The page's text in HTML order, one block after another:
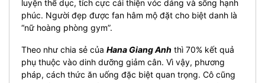
luyện thể dục, tích cực cải thiện vóc dáng và sống hạnh
phúc. Người đẹp được fan hâm mộ đặt cho biệt danh là
“nữ hoàng phòng gym”.
Theo như chia sẻ của Hana Giang Anh thì 70% kết quả
phụ thuộc vào dinh dưỡng giảm cân. Vì vậy, phương
pháp, cách thức ăn uống đặc biệt quan trọng. Cô cũng